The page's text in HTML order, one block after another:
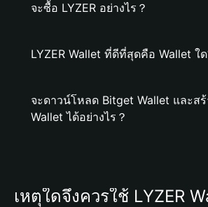
จะซื้อ LYZER อย่างไร？
LYZER Wallet ที่ดีที่สุดคือ Wallet ใ
จะดาวน์โหลด Bitget Wallet และสร้
Wallet ได้อย่างไร？
เหตุใดจึงควรใช้ LYZER